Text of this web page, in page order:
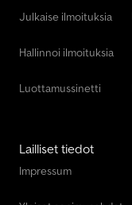
Julkaise ilmoituksia
Hallinnoi ilmoituksia
Luottamussinetti
Lailliset tiedot
Impressum